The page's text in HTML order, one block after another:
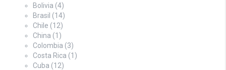
Bolivia (4)
Brasil (14)
Chile (12)
China (1)
Colombia (3)
Costa Rica (1)
Cuba (12)